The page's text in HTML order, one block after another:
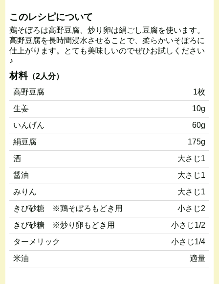
このレシピについて
鶏そぼろは高野豆腐、炒り卵は絹ごし豆腐を使います。
高野豆腐を長時間浸水させることで、柔らかいそぼろに
仕上がります。とても美味しいのでぜひお試しください
♪
材料（2人分）
高野豆腐
1枚
生姜
10g
いんげん
60g
絹豆腐
175g
酒
大さじ1
醤油
大さじ1
みりん
大さじ1
きび砂糖 ※鶏そぼろもどき用
小さじ2
きび砂糖 ※炒り卵もどき用
小さじ1/2
ターメリック
小さじ1/4
米油
適量